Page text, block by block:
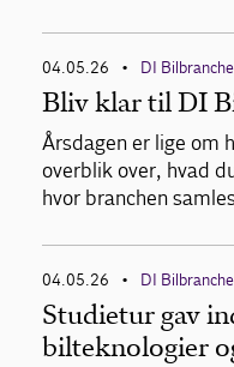
04.05.26 • DI
Bliv klar til DI
Årsdagen er lige om
overblik over, hvad
hvor branchen
04.05.26 • DI
Studietur gav
bilteknologier